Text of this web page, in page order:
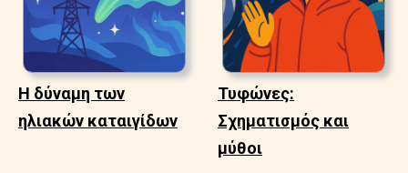
Η δύναμη των
ηλιακών καταιγίδων
Τυφώνες:
Σχηματισμός και
μύθοι